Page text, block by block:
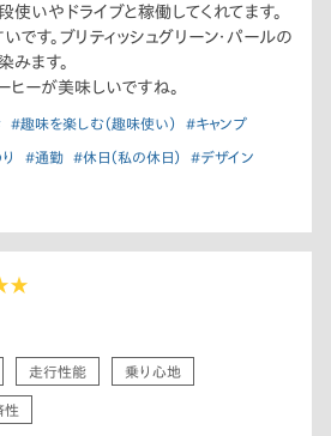
使いやドライブと稼働してくれてます。
です。ブリティッシュグリーン・パールの
みます。
ーが美味しいですね。
#趣味を楽しむ（趣味使い） #キャンプ
#通勤 #休日（私の休日） #デザイン
走行性能 乗り心地
性